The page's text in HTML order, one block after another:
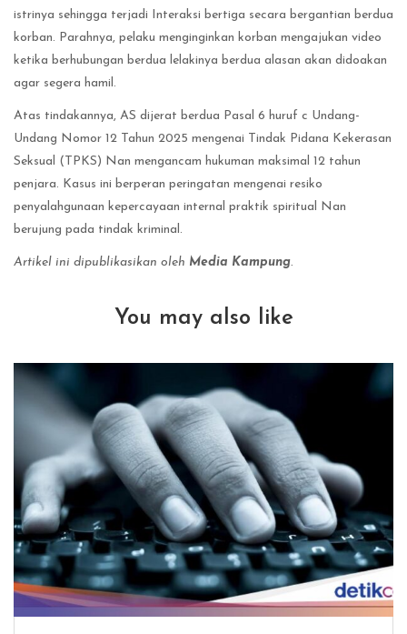
istrinya sehingga terjadi Interaksi bertiga secara bergantian berdua
korban. Parahnya, pelaku menginginkan korban mengajukan video
ketika berhubungan berdua lelakinya berdua alasan akan didoakan
agar segera hamil.
Atas tindakannya, AS dijerat berdua Pasal 6 huruf c Undang-
Undang Nomor 12 Tahun 2025 mengenai Tindak Pidana Kekerasan
Seksual (TPKS) Nan mengancam hukuman maksimal 12 tahun
penjara. Kasus ini berperan peringatan mengenai resiko
penyalahgunaan kepercayaan internal praktik spiritual Nan
berujung pada tindak kriminal.
Artikel ini dipublikasikan oleh Media Kampung.
You may also like